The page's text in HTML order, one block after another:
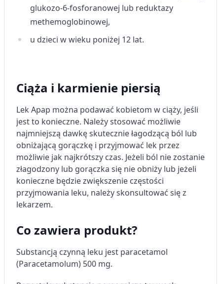
glukozo-6-fosforanowej lub reduktazy
methemoglobinowej,
u dzieci w wieku poniżej 12 lat.
Ciąża i karmienie piersią
Lek Apap można podawać kobietom w ciąży, jeśli
jest to konieczne. Należy stosować możliwie
najmniejszą dawkę skutecznie łagodzącą ból lub
obniżającą gorączkę i przyjmować lek przez
możliwie jak najkrótszy czas. Jeżeli ból nie zostanie
złagodzony lub gorączka się nie obniży lub jeżeli
konieczne będzie zwiększenie częstości
przyjmowania leku, należy skonsultować się z
lekarzem.
Co zawiera produkt?
Substancją czynną leku jest paracetamol
(Paracetamolum) 500 mg.
Rozwój i ulepszanie usług
wyboru treści
aktywnie żądanych informacji
Cele przetwarzania inne niż IAB:
Niezbędne
Wydajność (Performance)
Reklama / śledzenie